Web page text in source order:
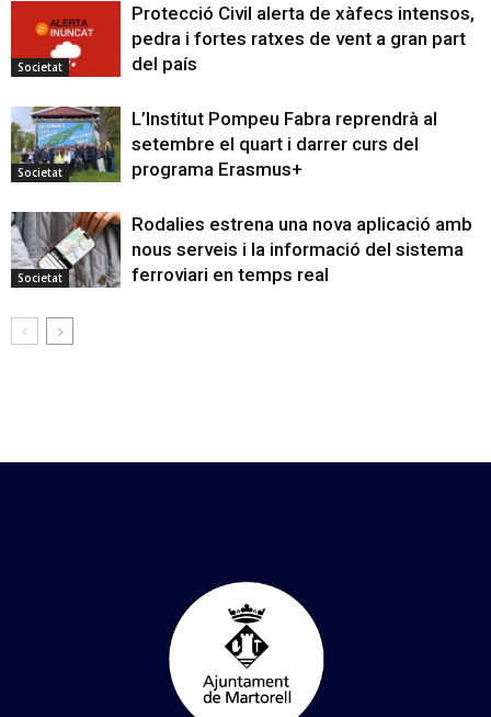
Societat
Protecció Civil alerta de xàfecs intensos,
pedra i fortes ratxes de vent a gran part
del país
Societat
L’Institut Pompeu Fabra reprendrà al
setembre el quart i darrer curs del
programa Erasmus+
Societat
Rodalies estrena una nova aplicació amb
nous serveis i la informació del sistema
ferroviari en temps real